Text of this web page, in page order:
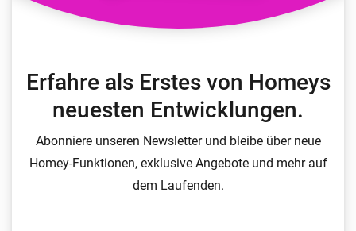
Erfahre als Erstes von Homeys
neuesten Entwicklungen.
Abonniere unseren Newsletter und bleibe über neue
Homey-Funktionen, exklusive Angebote und mehr auf
dem Laufenden.